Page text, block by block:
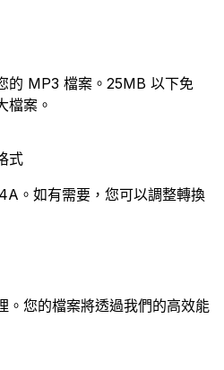
的 MP3 檔案。25MB 以下免
檔案。
式
。如有需要，您可以調整轉換
。您的檔案將透過我們的高效能